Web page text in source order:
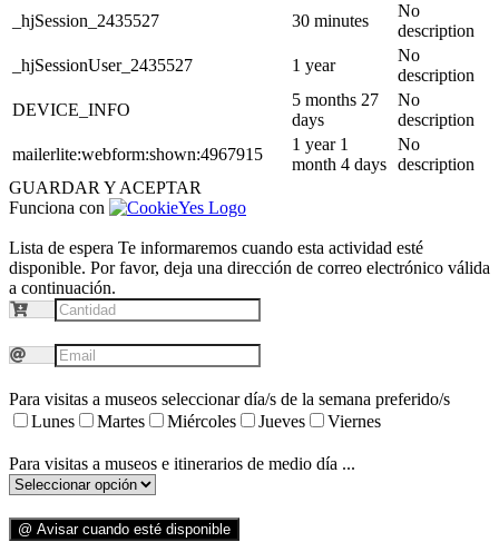
_hjSession_2435527
30 minutes
No
description
_hjSessionUser_2435527
1 year
No
description
DEVICE_INFO
5 months 27
days
No
description
mailerlite:webform:shown:4967915
1 year 1
month 4 days
No
description
GUARDAR Y ACEPTAR
Funciona con
Lista de espera Te informaremos cuando esta actividad esté
disponible. Por favor, deja una dirección de correo electrónico válida
a continuación.
Para visitas a museos seleccionar día/s de la semana preferido/s
Lunes
Martes Miércoles Jueves Viernes
Para visitas a museos e itinerarios de medio día ...
@ Avisar cuando esté disponible